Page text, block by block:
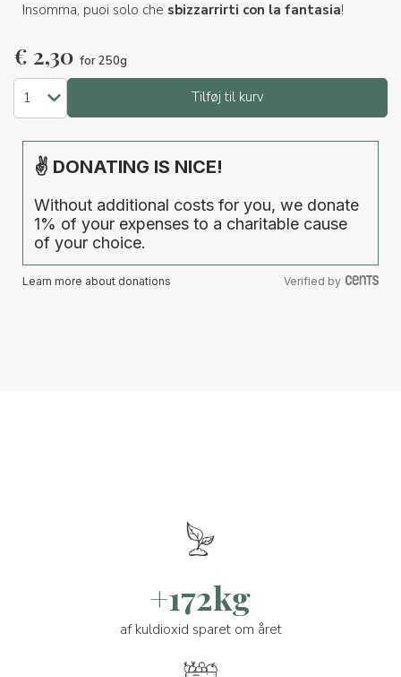
Insomma, puoi solo che sbizzarrirti con la fantasia!
€ 2,30 for 250g
Tilføj til kurv
✌ DONATING IS NICE!
Without additional costs for you, we donate
1% of your expenses to a charitable cause
of your choice.
Learn more about donations Verified by
+172kg
af kuldioxid sparet om året